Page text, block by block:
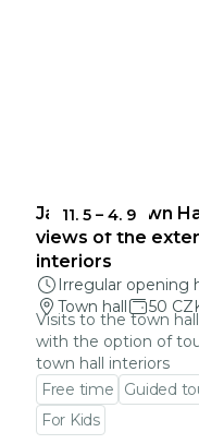
11. 5 – 4. 9
Jablonec Town
views of the
interiors
Irregular opening
Town hall
50
Visits to the town
with the option of
town hall interiors
Free time
Guided
For Kids